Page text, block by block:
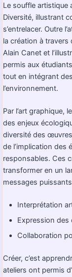
Le souffle artistique
Diversité, illustrant
s’entrelacer. Outre
la création à travers
Alain Canet et
permis aux
tout en intégrant
l’environnement.
Par l’art graphique,
des enjeux
diversité des
de l’implication des
responsables. Ces
transformer en un
messages
Interprétation
Expression des
Collaboration
Créer, c’est
ateliers ont permis